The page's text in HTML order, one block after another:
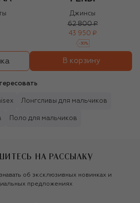
Джинсы
62 800 ₽
43 950 ₽
-30%
В корзину
Лонгсливы для мальчиков
Поло для мальчиков
НА РАССЫЛКУ
об эксклюзивных новинках и
предложениях